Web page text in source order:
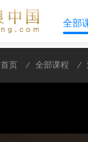
全部
首页 全部课程